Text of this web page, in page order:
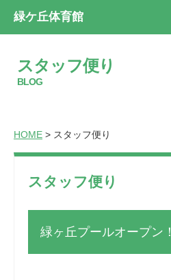
緑ケ丘体育館
スタッフ便り
BLOG
HOME > スタッフ便り
スタッフ便り
緑ヶ丘プールオープン！